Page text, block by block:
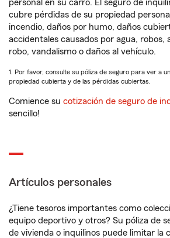
personal en su carro. El seguro de
cubre pérdidas de su propiedad
incendio, daños por humo, daños
accidentales causados por agua, robos,
robo, vandalismo o daños al vehículo.
1. Por favor, consulte su póliza de seguro para ver a
propiedad cubierta y de las pérdidas cubiertas.
Comience su cotización de seguro de
sencillo!
Artículos personales
¿Tiene tesoros importantes como
equipo deportivo y otros? Su póliza de
de vivienda o inquilinos puede limitar la